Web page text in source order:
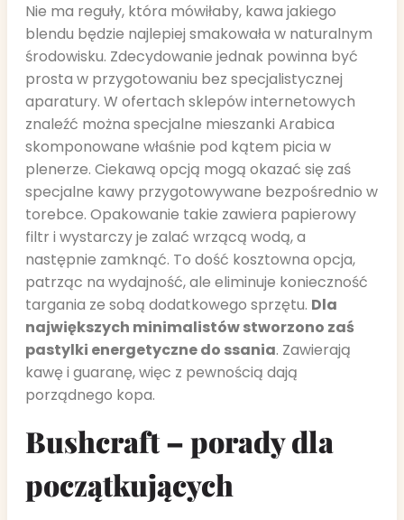
Nie ma reguły, która mówiłaby, kawa jakiego
blendu będzie najlepiej smakowała w naturalnym
środowisku. Zdecydowanie jednak powinna być
prosta w przygotowaniu bez specjalistycznej
aparatury. W ofertach sklepów internetowych
znaleźć można specjalne mieszanki Arabica
skomponowane właśnie pod kątem picia w
plenerze. Ciekawą opcją mogą okazać się zaś
specjalne kawy przygotowywane bezpośrednio w
torebce. Opakowanie takie zawiera papierowy
filtr i wystarczy je zalać wrzącą wodą, a
następnie zamknąć. To dość kosztowna opcja,
patrząc na wydajność, ale eliminuje konieczność
targania ze sobą dodatkowego sprzętu. Dla
największych minimalistów stworzono zaś
pastylki energetyczne do ssania. Zawierają
kawę i guaranę, więc z pewnością dają
porządnego kopa.
Bushcraft – porady dla
początkujących